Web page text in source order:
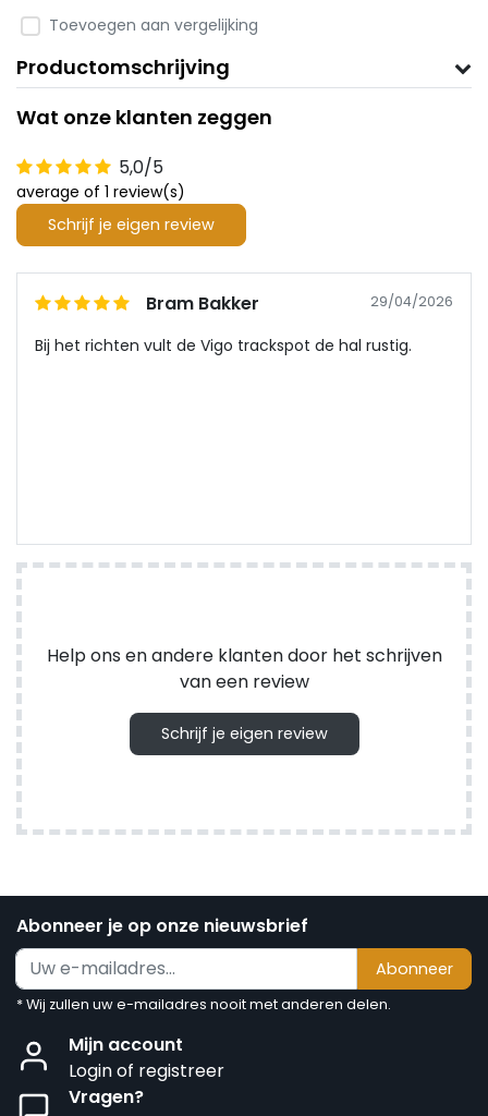
Toevoegen aan vergelijking
Productomschrijving
Wat onze klanten zeggen
5,0/5
average of 1 review(s)
Schrijf je eigen review
Bram Bakker 29/04/2026
Bij het richten vult de Vigo trackspot de hal rustig.
Help ons en andere klanten door het schrijven
van een review
Schrijf je eigen review
Abonneer je op onze nieuwsbrief
Abonneer
* Wij zullen uw e-mailadres nooit met anderen delen.
Mijn account
Login of registreer
Vragen?